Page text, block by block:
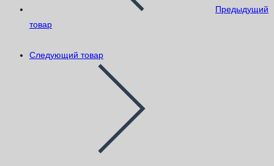
Предыдущий
товар
Следующий товар